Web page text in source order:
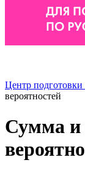
Центр
вероятностей
Сумма и